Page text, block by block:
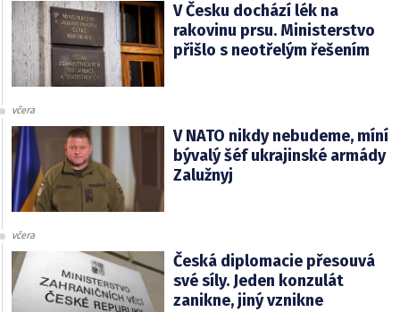
V Česku dochází lék na
rakovinu prsu. Ministerstvo
přišlo s neotřelým řešením
včera
V NATO nikdy nebudeme, míní
bývalý šéf ukrajinské armády
Zalužnyj
včera
Česká diplomacie přesouvá
své síly. Jeden konzulát
zanikne, jiný vznikne